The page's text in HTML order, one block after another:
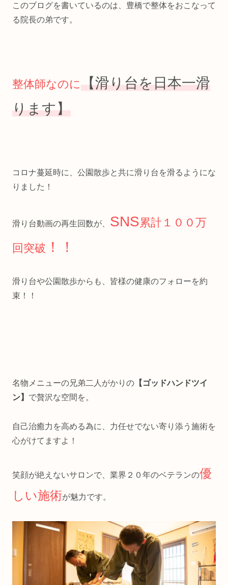
このブログを書いているのは、豊橋で整体をおこなって
る院長の弟です。
整体師なのに【滑り台を日本一滑
ります】
コロナ蔓延時に、公園散歩と共に滑り台を滑るようにな
りました！
滑り台動画の再生回数が、 SNS累計１００万
回突破 ！！
滑り台や公園散歩からも、皆様の健康のフォローを約
束！！
名物メニューの兄弟二人がかりの 【ゴッドハンドツイ
ン】 で贅沢な空間を。
自己治癒力を高める為に、力任せでない寄り添う施術を
心がけてますよ！
笑顔が絶えないサロンで、業界２０年のベテランの優
しい施術が魅力です。